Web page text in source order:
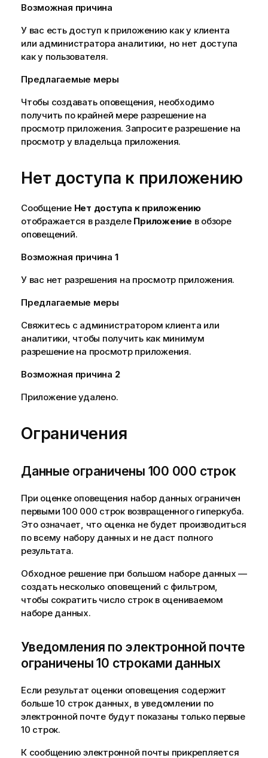
Возможная причина
У вас есть доступ к приложению как у клиента
или администратора аналитики, но нет доступа
как у пользователя.
Предлагаемые меры
Чтобы создавать оповещения, необходимо
получить по крайней мере разрешениена
просмотр приложения. Запросите разрешение на
просмотр у владельца приложения.
Нет доступа к приложению
Сообщение Нет доступа к приложению
отображается в разделе Приложение в обзоре
оповещений.
Возможная причина 1
У вас нет разрешения на просмотр приложения.
Предлагаемые меры
Свяжитесь с администратором клиента или
аналитики, чтобы получить как минимум
разрешение на просмотр приложения.
Возможная причина 2
Приложение удалено.
Ограничения
Данные ограничены 100 000 строк
При оценке оповещения набор данных ограничен
первыми 100 000 строк возвращенного гиперкуба.
Это означает, что оценка не будет производиться
по всему набору данных и не даст полного
результата.
Обходное решение при большом наборе данных —
создать несколько оповещений с фильтром,
чтобы сократить число строк в оцениваемом
наборе данных.
Уведомления по электронной почте
ограничены 10 строками данных
Если результат оценки оповещения содержит
больше 10 строк данных, в уведомлении по
электронной почте будут показаны только первые
10 строк.
К сообщению электронной почты прикрепляется